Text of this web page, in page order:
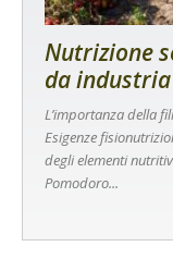
Nutrizione
da industria
L’importanza della
Esigenze
degli elementi
Pomodoro...